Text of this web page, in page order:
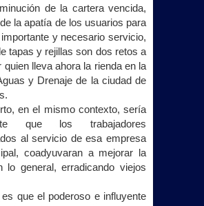
de la cartera vencida,
la apatía de los usuarios para
y necesario servicio,
tapas y rejillas son dos retos a
quien lleva ahora la rienda en la
y Drenaje de la ciudad de
en el mismo contexto, sería
que los trabajadores
al servicio de esa empresa
coadyuvaran a mejorar la
lo general, erradicando viejos
que el poderoso e influyente